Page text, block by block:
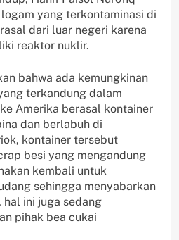
yang terkontaminasi di
dari luar negeri karena
reaktor nuklir.
bahwa ada kemungkinan
terkandung dalam
Amerika berasal kontainer
dan berlabuh di
kontainer tersebut
besi yang mengandung
kembali untuk
sehingga menyabarkan
ini juga sedang
pihak bea cukai